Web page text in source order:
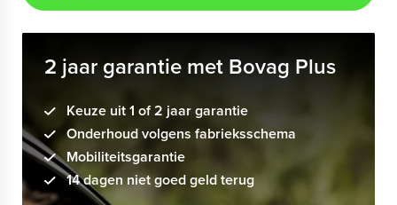
2 jaar garantie met Bovag Plus
Keuze uit 1 of 2 jaar garantie
Onderhoud volgens fabrieksschema
Mobiliteitsgarantie
14 dagen niet goed geld terug